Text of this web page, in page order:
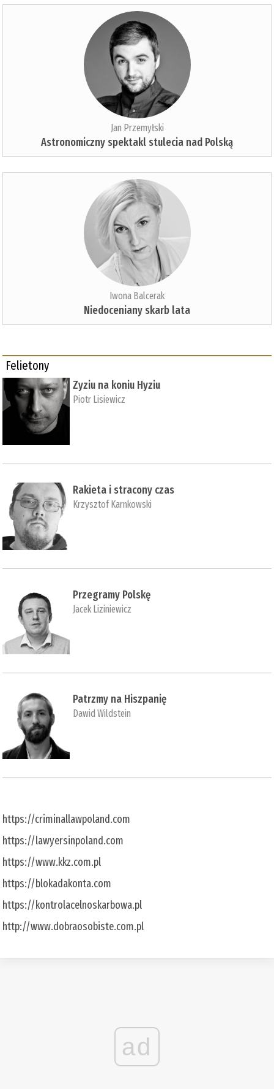
Jan Przemyłski
Astronomiczny spektakl stulecia nad Polską
Iwona Balcerak
Niedoceniany skarb lata
Felietony
Zyziu na koniu Hyziu
Piotr Lisiewicz
Rakieta i stracony czas
Krzysztof Karnkowski
Przegramy Polskę
Jacek Liziniewicz
Patrzmy na Hiszpanię
Dawid Wildstein
https://criminallawpoland.com
https://lawyersinpoland.com
https://www.kkz.com.pl
https://blokadakonta.com
https://kontrolacelnoskarbowa.pl
http://www.dobraosobiste.com.pl
ad